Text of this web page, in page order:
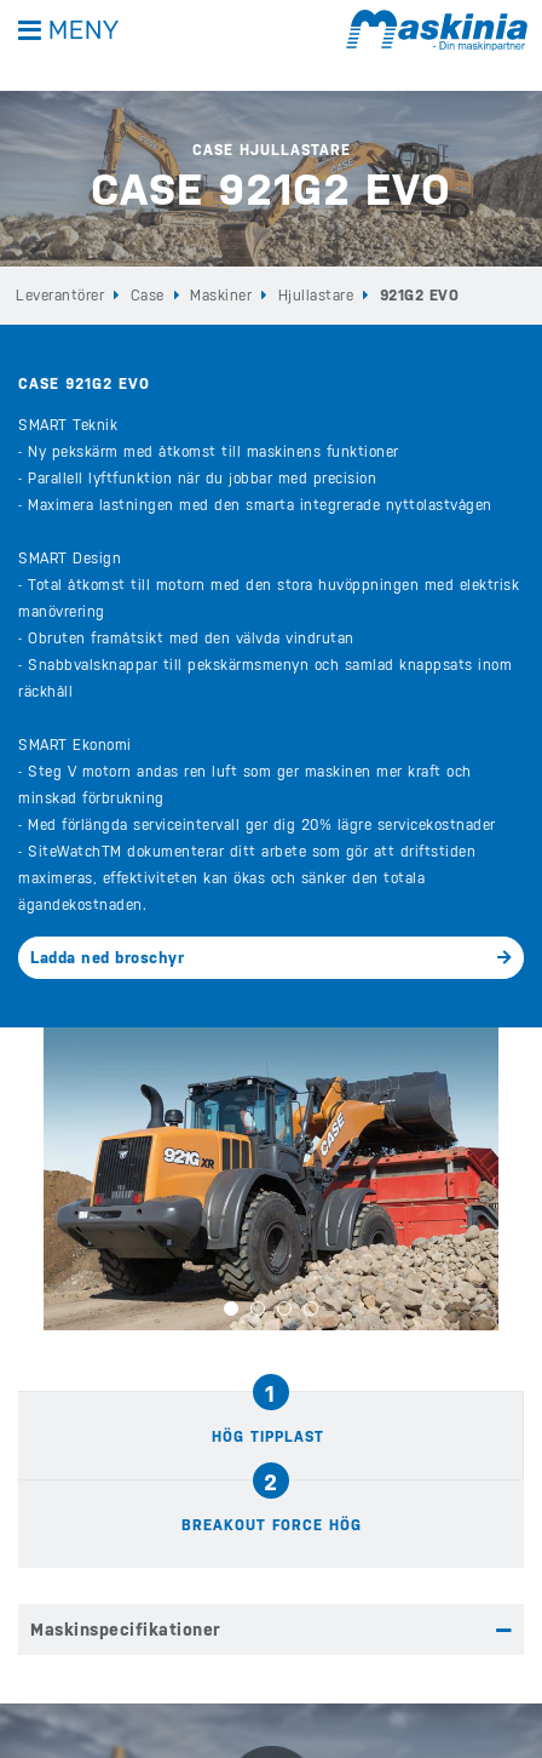
MENY
CASE HJULLASTARE
CASE 921G2 EVO
Leverantörer Case Maskiner Hjullastare 921G2 EVO
CASE 921G2 EVO
SMART Teknik
- Ny pekskärm med åtkomst till maskinens funktioner
- Parallell lyftfunktion när du jobbar med precision
- Maximera lastningen med den smarta integrerade nyttolastvågen
SMART Design
- Total åtkomst till motorn med den stora huvöppningen med elektrisk
manövrering
- Obruten framåtsikt med den välvda vindrutan
- Snabbvalsknappar till pekskärmsmenyn och samlad knappsats inom
räckhåll
SMART Ekonomi
- Steg V motorn andas ren luft som ger maskinen mer kraft och
minskad förbrukning
- Med förlängda serviceintervall ger dig 20% lägre servicekostnader
- SiteWatchTM dokumenterar ditt arbete som gör att driftstiden
maximeras, effektiviteten kan ökas och sänker den totala
ägandekostnaden.
Ladda ned broschyr
1
HÖG TIPPLAST
2
BREAKOUT FORCE HÖG
Maskinspecifikationer